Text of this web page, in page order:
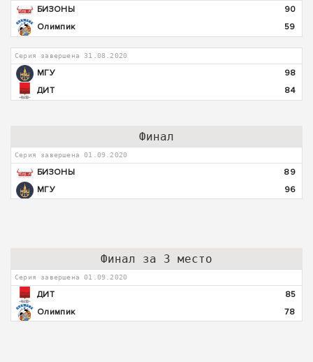
БИЗОНЫ
90
Олимпик
59
Серия завершена 31.08.2020
МГУ
98
ДИТ
84
Финал
Серия завершена 01.09.2020
БИЗОНЫ
89
МГУ
96
Финал за 3 место
Серия завершена 01.09.2020
ДИТ
85
Олимпик
78